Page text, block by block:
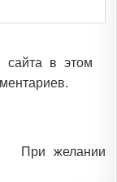
в этом
При желании